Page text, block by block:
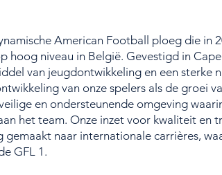
American Football ploeg die in
hoog niveau in België. Gevestigd in
van jeugdontwikkeling en een sterke
van onze spelers als de groei
en ondersteunende omgeving
het team. Onze inzet voor kwaliteit en
gemaakt naar internationale carrières,
GFL 1.